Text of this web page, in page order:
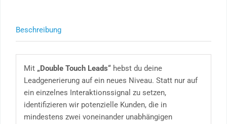
Beschreibung
Mit „Double Touch Leads“ hebst du deine
Leadgenerierung auf ein neues Niveau. Statt nur auf
ein einzelnes Interaktionssignal zu setzen,
identifizieren wir potenzielle Kunden, die in
mindestens zwei voneinander unabhängigen